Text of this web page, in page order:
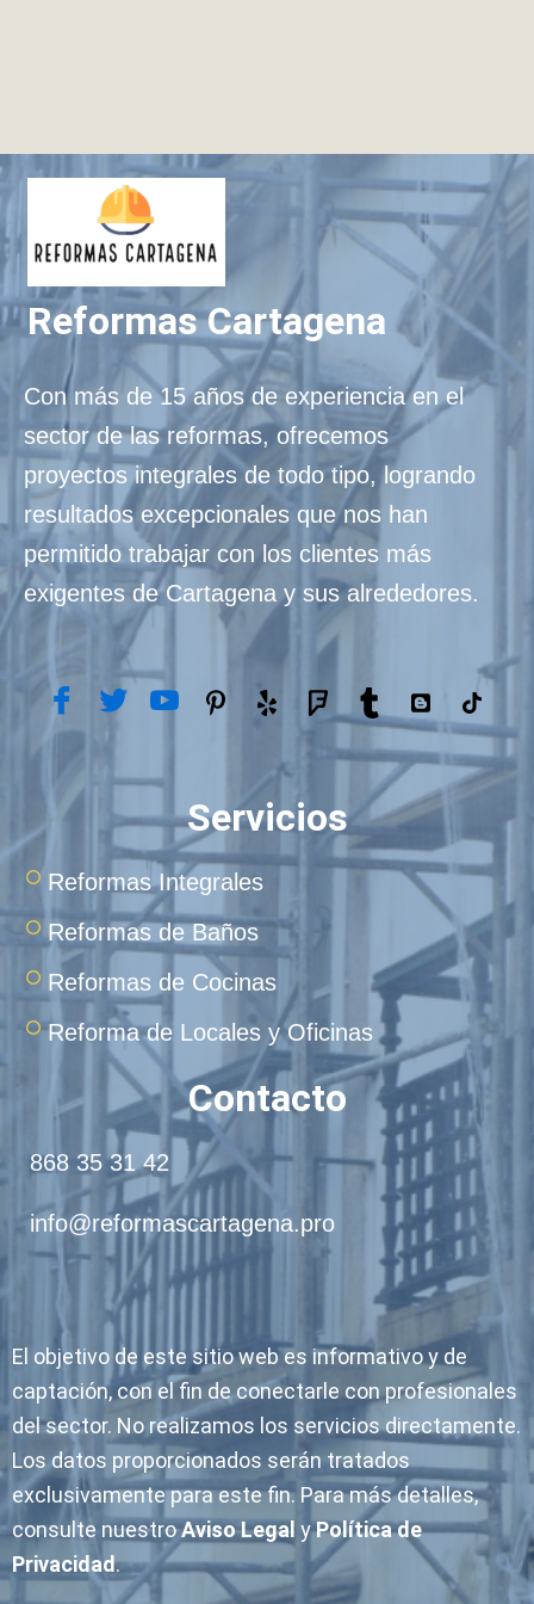
Reformas Cartagena
Con más de 15 años de experiencia en el
sector de las reformas, ofrecemos
proyectos integrales de todo tipo, logrando
resultados excepcionales que nos han
permitido trabajar con los clientes más
exigentes de Cartagena y sus alrededores.
Servicios
Reformas Integrales
Reformas de Baños
Reformas de Cocinas
Reforma de Locales y Oficinas
Contacto
868 35 31 42
info@reformascartagena.pro
El objetivo de este sitio web es informativo y de
captación, con el fin de conectarle con profesionales
del sector. No realizamos los servicios directamente.
Los datos proporcionados serán tratados
exclusivamente para este fin. Para más detalles,
consulte nuestroAviso Legal yPolítica de
Privacidad.